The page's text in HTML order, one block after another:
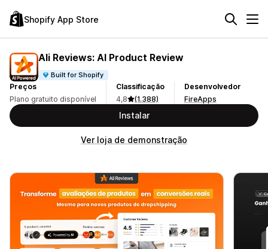
Shopify App Store
Ali Reviews: AI Product Review
Built for Shopify
Preços
Plano gratuito disponível
Classificação
4,8
(1.388)
Desenvolvedor
FireApps
Instalar
Ver loja de demonstração